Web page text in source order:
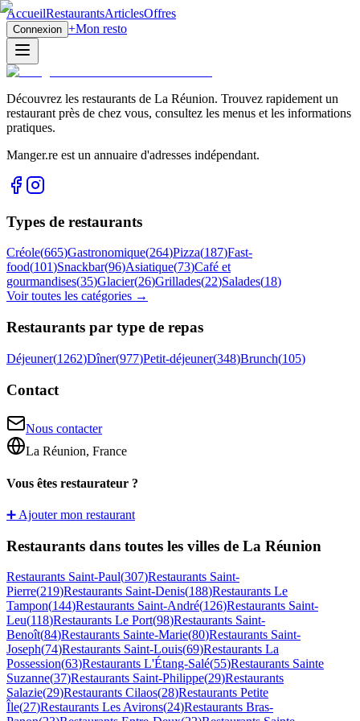
AccueilRestaurantsArticlesOffres
Connexion +Mon resto
Découvrez les restaurants de La Réunion. Trouvez rapidement un
restaurant près de chez vous, consultez les menus et les informations
pratiques.
Manger.re est un annuaire d'adresses indépendant.
Types de restaurants
Créole(665)Gastronomique(264)Pizza(187)Fast-
food(101)Snackbar(96)Asiatique(73)Café et
gourmandises(35)Glacier(26)Grillades(22)Salades(18)
Voir toutes les catégories →
Restaurants par type de repas
Déjeuner(1262)Dîner(977)Petit-déjeuner(348)Brunch(105)
Contact
Nous contacter
La Réunion, France
Vous êtes restaurateur ?
➕ Ajouter mon restaurant
Restaurants dans toutes les villes de La Réunion
Restaurants Saint-Paul(307)Restaurants Saint-
Pierre(219)Restaurants Saint-Denis(188)Restaurants Le
Tampon(144)Restaurants Saint-André(126)Restaurants Saint-
Leu(118)Restaurants Le Port(98)Restaurants Saint-
Benoît(84)Restaurants Sainte-Marie(80)Restaurants Saint-
Joseph(74)Restaurants Saint-Louis(69)Restaurants La
Possession(63)Restaurants L'Étang-Salé(55)Restaurants Sainte
Suzanne(37)Restaurants Saint-Philippe(29)Restaurants
Salazie(29)Restaurants Cilaos(28)Restaurants Petite
Île(27)Restaurants Les Avirons(24)Restaurants Bras-